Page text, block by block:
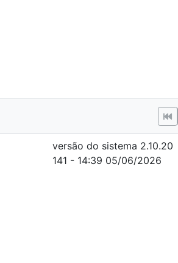
versão do sistema 2.10.20
141 - 14:39 05/06/2026